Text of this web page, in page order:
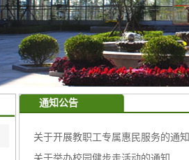
通知公告
关于开展教职工专属惠民服务的通知